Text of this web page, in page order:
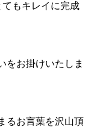
もキレイに完成
をお掛けいたしま
るお言葉を沢山頂